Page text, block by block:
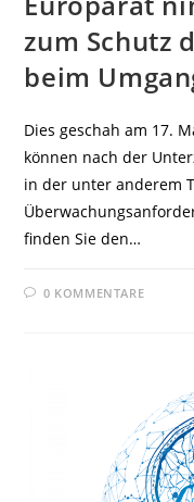
zum Schutz
beim
Dies geschah am 17.
können nach der
in der unter anderem
finden Sie den…
0 KOMMENTARE